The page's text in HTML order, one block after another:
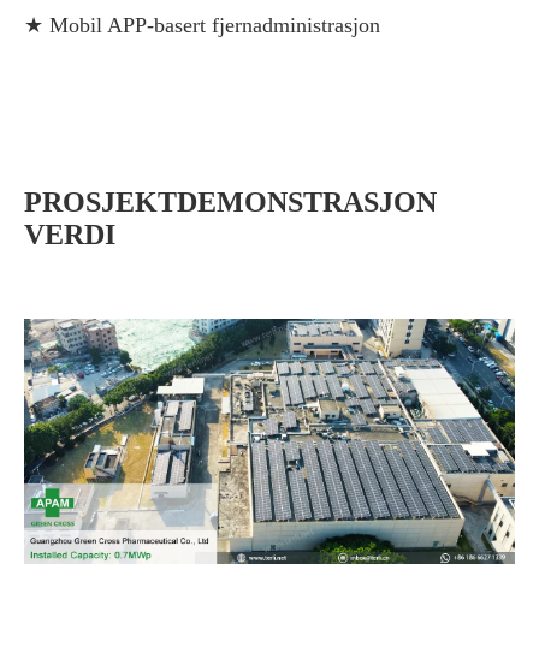
★ Mobil APP-basert fjernadministrasjon
PROSJEKTDEMONSTRASJON
VERDI